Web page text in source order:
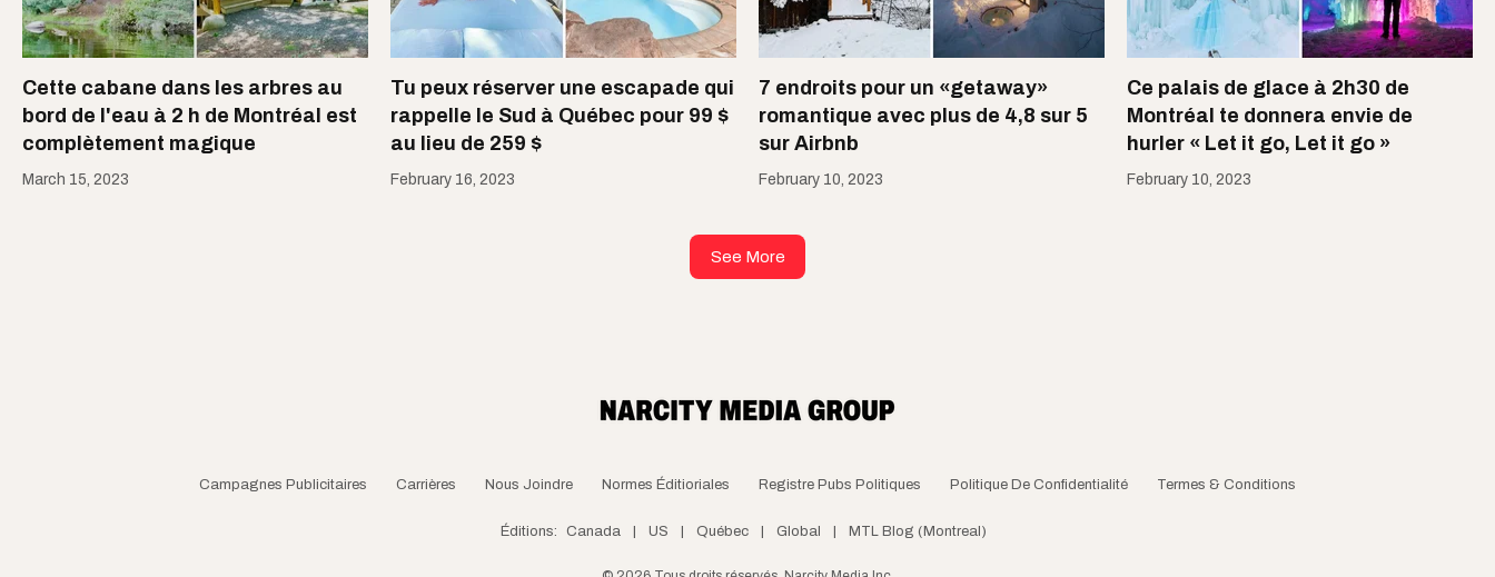
Cette cabane dans les arbres au
bord de l'eau à 2 h de Montréal est
complètement magique
March 15, 2023
Tu peux réserver une escapade qui
rappelle le Sud à Québec pour 99 $
au lieu de 259 $
February 16, 2023
7 endroits pour un «getaway»
romantique avec plus de 4,8 sur 5
sur Airbnb
February 10, 2023
Ce palais de glace à 2h30 de
Montréal te donnera envie de
hurler « Let it go, Let it go »
February 10, 2023
See More
Campagnes Publicitaires Carrières Nous Joindre Normes Éditioriales Registre Pubs Politiques Politique De Confidentialité Termes & Conditions
Éditions: Canada | US | Québec | Global | MTL Blog (Montreal)